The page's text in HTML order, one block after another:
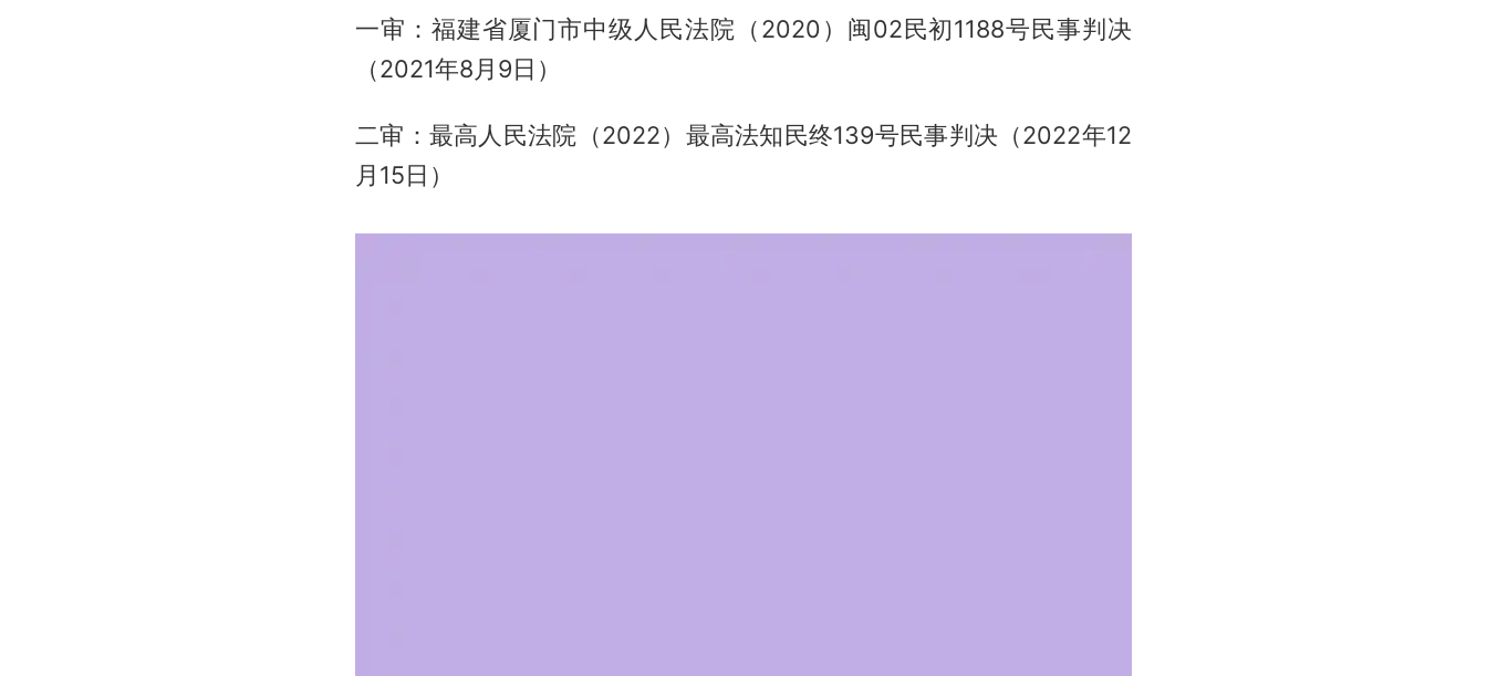
一审：福建省厦门市中级人民法院（2020）闽02民初1188号民事判决
（2021年8月9日）
二审：最高人民法院（2022）最高法知民终139号民事判决（2022年12
月15日）